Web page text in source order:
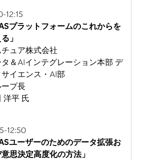
12:15
プラットフォームのこれからを
」
チュア株式会社
タ＆AIインテグレーション本部 デ
イエンス・AI部
プ長
洋平 氏
12:50
ユーザーのためのデータ拡張お
思決定高度化の方法」